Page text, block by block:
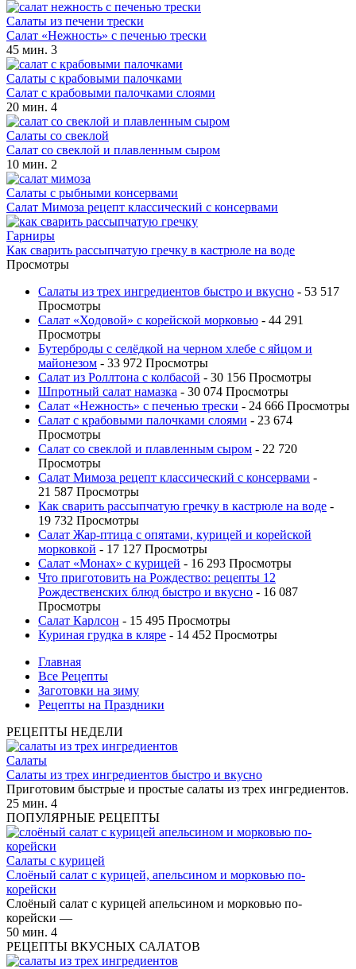
Салаты из печени трески
Салат «Нежность» с печенью трески
45 мин. 3
Салаты с крабовыми палочками
Салат с крабовыми палочками слоями
20 мин. 4
Салаты со свеклой
Салат со свеклой и плавленным сыром
10 мин. 2
Салаты с рыбными консервами
Салат Мимоза рецепт классический с консервами
Гарниры
Как сварить рассыпчатую гречку в кастрюле на воде
Просмотры
Салаты из трех ингредиентов быстро и вкусно - 53 517
Просмотры
Салат «Ходовой» с корейской морковью - 44 291
Просмотры
Бутерброды с селёдкой на черном хлебе с яйцом и
майонезом - 33 972 Просмотры
Салат из Роллтона с колбасой - 30 156 Просмотры
Шпротный салат намазка - 30 074 Просмотры
Салат «Нежность» с печенью трески - 24 666 Просмотры
Салат с крабовыми палочками слоями - 23 674
Просмотры
Салат со свеклой и плавленным сыром - 22 720
Просмотры
Салат Мимоза рецепт классический с консервами -
21 587 Просмотры
Как сварить рассыпчатую гречку в кастрюле на воде -
19 732 Просмотры
Салат Жар-птица с опятами, курицей и корейской
морковкой - 17 127 Просмотры
Салат «Монах» с курицей - 16 293 Просмотры
Что приготовить на Рождество: рецепты 12
Рождественских блюд быстро и вкусно - 16 087
Просмотры
Салат Карлсон - 15 495 Просмотры
Куриная грудка в кляре - 14 452 Просмотры
Главная
Все Рецепты
Заготовки на зиму
Рецепты на Праздники
РЕЦЕПТЫ НЕДЕЛИ
Салаты
Салаты из трех ингредиентов быстро и вкусно
Приготовим быстрые и простые салаты из трех ингредиентов.
25 мин. 4
ПОПУЛЯРНЫЕ РЕЦЕПТЫ
Салаты с курицей
Слоёный салат с курицей, апельсином и морковью по-
корейски
Слоёный салат с курицей апельсином и морковью по-
корейски —
50 мин. 4
РЕЦЕПТЫ ВКУСНЫХ САЛАТОВ